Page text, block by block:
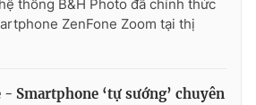
thống B&H Photo đã chính thức
ZenFone Zoom tại thị
- Smartphone ‘tự sướng’ chuyên